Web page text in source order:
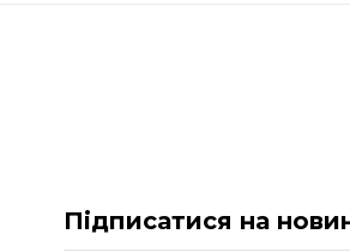
Підписатися на